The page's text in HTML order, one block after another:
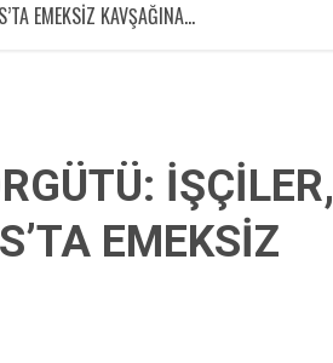
EMEKSİZ KAVŞAĞINA…
İŞÇİLER,
EMEKSİZ